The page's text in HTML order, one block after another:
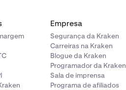
Empresa
Segurança da Kraken
Carreiras na Kraken
Blogue da Kraken
Programador da Kraken
Sala de imprensa
Programa de afiliados